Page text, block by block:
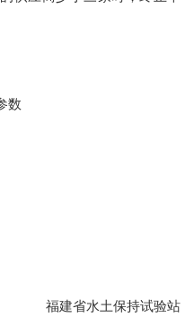
数
福建省水土保持试验站